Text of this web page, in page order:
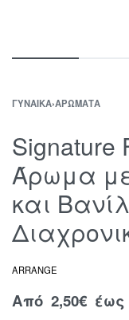
ΓΥΝΑΊΚΑ›ΑΡΏΜΑΤΑ
Signature
Άρωμα
και
ARRANGE
Από 2,50€ έως